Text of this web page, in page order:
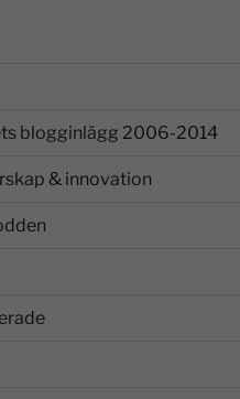
blogginlägg 2006-2014
& innovation